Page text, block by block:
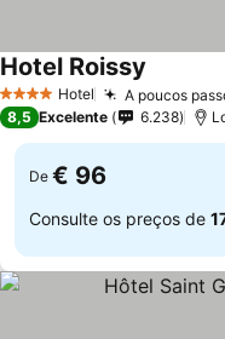
4 EstrelasHotel A poucos
Hotel Roissy
8,5 Excelente 6.238
De € 96
Consulte os preços de